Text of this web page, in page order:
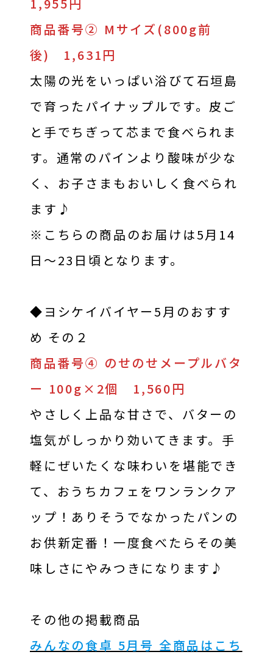
商品番号② Mサイズ(800g前
後) 1,631円
太陽の光をいっぱい浴びて石垣島
で育ったパイナップルです。皮ご
と手でちぎって芯まで食べられま
す。通常のパインより酸味が少な
く、お子さまもおいしく食べられ
ます♪
※こちらの商品のお届けは5月14
日～23日頃となります。
◆ヨシケイバイヤー5月のおすす
め その２
商品番号④ のせのせメープルバタ
ー 100g×2個 1,560円
やさしく上品な甘さで、バターの
塩気がしっかり効いてきます。手
軽にぜいたくな味わいを堪能でき
て、おうちカフェをワンランクア
ップ！ありそうでなかったパンの
お供新定番！一度食べたらその美
味しさにやみつきになります♪
その他の掲載商品
みんなの食卓 5月号 全商品はこち